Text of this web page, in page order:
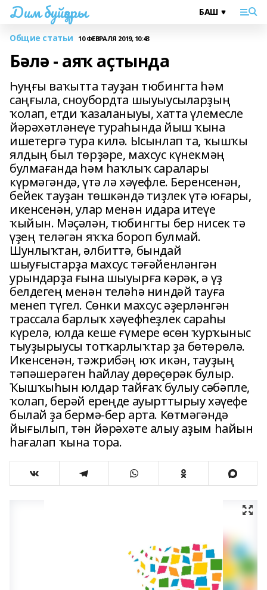
Дим буйҙары
Общие статьи 10 ФЕВРАЛЯ 2019, 10:43
Бәлә - аяҡ аҫтында
Һуңғы ваҡытта тауҙан тюбингта һәм
саңғыла, сноубордта шыуыусыларҙың
ҡолап, етди ҡазаланыуы, хатта үлемесле
йәрәхәтләнеүе тураһында йыш ҡына
ишетергә тура килә. Ысынлап та, ҡышҡы
ялдың был төрҙәре, махсус күнекмәң
булмағанда һәм һаҡлыҡ саралары
күрмәгәндә, үтә лә хәүефле. Беренсенән,
бейек тауҙан төшкәндә тиҙлек үтә юғары,
икенсенән, улар менән идара итеүе
ҡыйын. Мәҫәлән, тюбингты бер нисек тә
үҙең теләгән яҡҡа бороп булмай.
Шунлыҡтан, әлбиттә, бындай
шыуғыстарҙа махсус тәғәйенләнгән
урындарҙа ғына шыуырға кәрәк, ә үҙ
белдегең менән теләһә ниндәй тауға
менеп түгел. Сөнки махсус әҙерләнгән
трассала барлыҡ хәүефһеҙлек сараһы
күрелә, юлда кеше ғүмере өсөн ҡурҡыныс
тыуҙырыусы тотҡарлыҡтар ҙа бөтөрөлә.
Икенсенән, тәжрибәң юҡ икән, тауҙың
тәпәшерәген һайлау дөрөҫөрәк булыр.
Ҡышҡыһын юлдар тайғаҡ булыу сәбәпле,
ҡолап, берәй ереңде ауырттырыу хәүефе
былай ҙа бермә-бер арта. Көтмәгәндә
йығылып, тән йәрәхәте алыу аҙым һайын
һағалап ҡына тора.